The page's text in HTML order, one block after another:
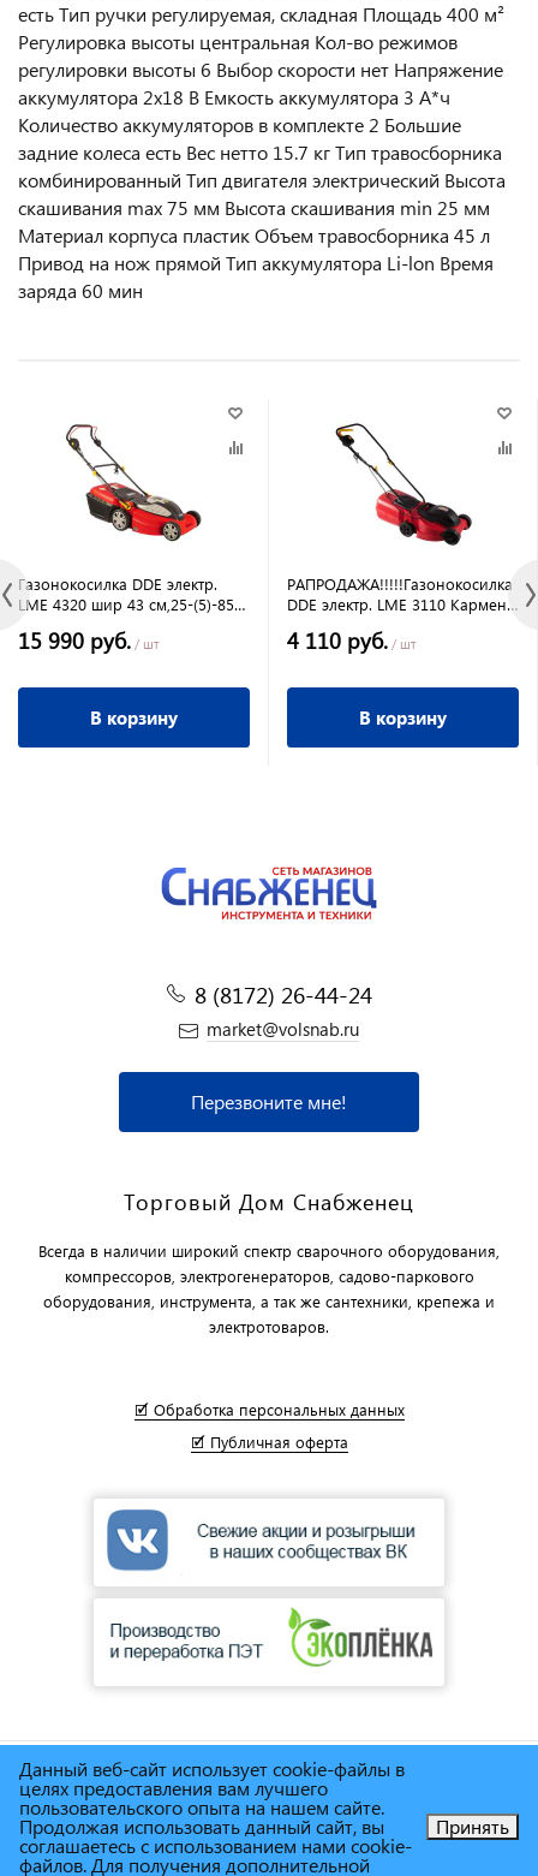
есть Тип ручки регулируемая, складная Площадь 400 м²
Регулировка высоты центральная Кол-во режимов
регулировки высоты 6 Выбор скорости нет Напряжение
аккумулятора 2х18 В Емкость аккумулятора 3 А*ч
Количество аккумуляторов в комплекте 2 Большие
задние колеса есть Вес нетто 15.7 кг Тип травосборника
комбинированный Тип двигателя электрический Высота
скашивания max 75 мм Высота скашивания min 25 мм
Материал корпуса пластик Объем травосборника 45 л
Привод на нож прямой Тип аккумулятора Li-lon Время
заряда 60 мин
Газонокосилка DDE электр.
LME 4320 шир 43 см,25-(5)-85
л,15,6 кгГазонокосилка DDE
(5)-85 мм,1200 Вт,3630 об/мин
15 990 руб. / шт
В корзину
РАПРОДАЖА!!!!!Газонокосилка
DDE электр. LME 3110 Кармен,
Вт,3550 об/мин, 26 л
4 110 руб. / шт
В корзину
8 (8172) 26-44-24
market@volsnab.ru
Перезвоните мне!
Торговый Дом Снабженец
Всегда в наличии широкий спектр сварочного оборудования,
компрессоров, электрогенераторов, садово-паркового
оборудования, инструмента, а так же сантехники, крепежа и
электротоваров.
🗹 Обработка персональных данных
🗹 Публичная оферта
© Сеть магазинов инструмента и техники"Торговый дом
Снабженец" 1995г. - 2025г.
Позвоните нам!
Данный веб-сайт использует cookie-файлы в
целях предоставления вам лучшего
пользовательского опыта на нашем сайте.
Продолжая использовать данный сайт, вы
соглашаетесь с использованием нами cookie-
файлов. Для получения дополнительной
Принять